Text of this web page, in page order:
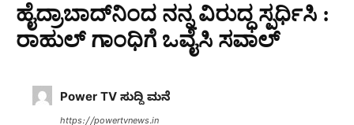
ಹೈದ್ರಾಬಾದ್​ನಿಂದ ನನ್ನ ವಿರುದ್ಧ ಸ್ಪರ್ಧಿಸಿ :
ರಾಹುಲ್ ಗಾಂಧಿಗೆ ಒವೈಸಿ ಸವಾಲ್
Power TV ಸುದ್ದಿ ಮನೆ
https://powertvnews.in